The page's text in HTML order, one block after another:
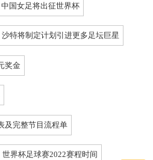
中国女足将出征世界杯
沙特将制定计划引进更多足坛巨星
奖金
及完整节目流程单
世界杯足球赛2022赛程时间